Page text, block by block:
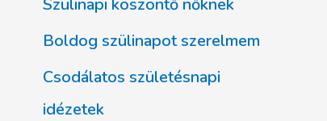
Boldog szülinapot szerelmem
Csodálatos születésnapi
idézetek